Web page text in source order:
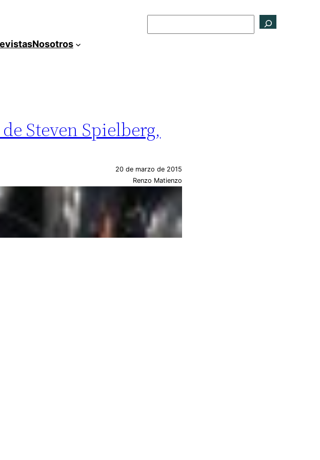
Nosotros
Steven Spielberg,
20 de marzo de 2015
Renzo Matienzo